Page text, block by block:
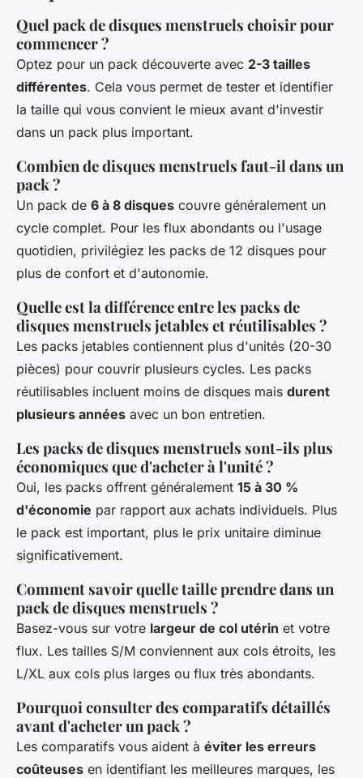
Quel pack de disques menstruels choisir pour
commencer ?
Optez pour un pack découverte avec 2-3 tailles
différentes. Cela vous permet de tester et identifier
la taille qui vous convient le mieux avant d'investir
dans un pack plus important.
Combien de disques menstruels faut-il dans un
pack ?
Un pack de 6 à 8 disques couvre généralement un
cycle complet. Pour les flux abondants ou l'usage
quotidien, privilégiez les packs de 12 disques pour
plus de confort et d'autonomie.
Quelle est la différence entre les packs de
disques menstruels jetables et réutilisables ?
Les packs jetables contiennent plus d'unités (20-30
pièces) pour couvrir plusieurs cycles. Les packs
réutilisables incluent moins de disques mais durent
plusieurs années avec un bon entretien.
Les packs de disques menstruels sont-ils plus
économiques que d'acheter à l'unité ?
Oui, les packs offrent généralement 15 à 30 %
d'économie par rapport aux achats individuels. Plus
le pack est important, plus le prix unitaire diminue
significativement.
Comment savoir quelle taille prendre dans un
pack de disques menstruels ?
Basez-vous sur votre largeur de col utérin et votre
flux. Les tailles S/M conviennent aux cols étroits, les
L/XL aux cols plus larges ou flux très abondants.
Pourquoi consulter des comparatifs détaillés
avant d'acheter un pack ?
Les comparatifs vous aident à éviter les erreurs
coûteuses en identifiant les meilleures marques, les